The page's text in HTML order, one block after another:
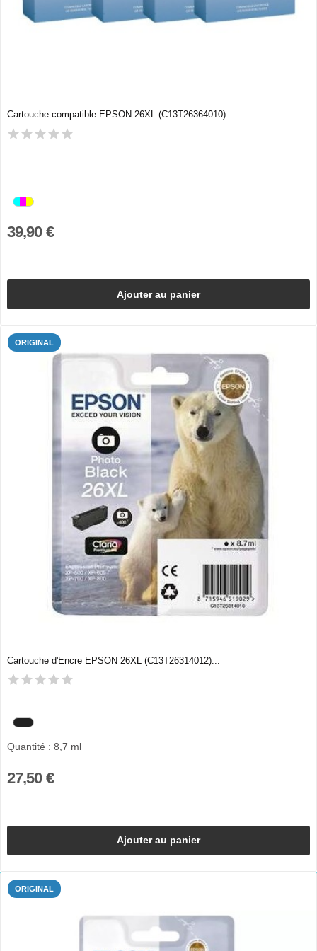
Cartouche compatible EPSON 26XL (C13T26364010)...
39,90 €
Ajouter au panier
ORIGINAL
Cartouche d'Encre EPSON 26XL (C13T26314012)...
Quantité : 8,7 ml
27,50 €
Ajouter au panier
ORIGINAL